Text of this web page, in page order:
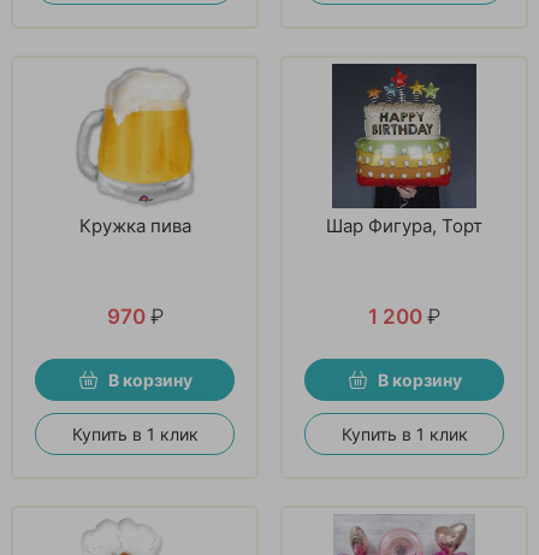
Кружка пива
970 ₽
В корзину
Купить в 1 клик
Шар Фигура, Торт
1 200 ₽
В корзину
Купить в 1 клик